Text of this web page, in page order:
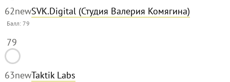
62newSVK.Digital (Студия Валерия Комягина)
Балл:79
79
63newTaktik Labs